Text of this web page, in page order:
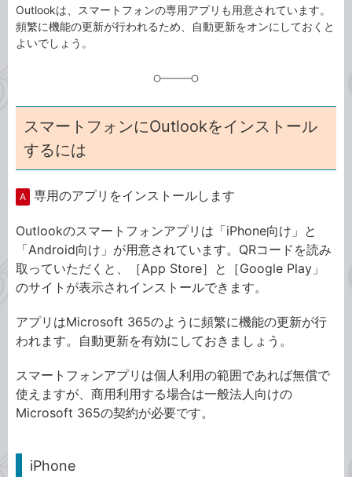
Outlookは、スマートフォンの専用アプリも用意されています。
頻繁に機能の更新が行われるため、自動更新をオンにしておくと
よいでしょう。
スマートフォンにOutlookをインストール
するには
A 専用のアプリをインストールします
Outlookのスマートフォンアプリは「iPhone向け」と
「Android向け」が用意されています。QRコードを読み
取っていただくと、［App Store］と［Google Play」
のサイトが表示されインストールできます。
アプリはMicrosoft 365のように頻繁に機能の更新が行
われます。自動更新を有効にしておきましょう。
スマートフォンアプリは個人利用の範囲であれば無償で
使えますが、商用利用する場合は一般法人向けの
Microsoft 365の契約が必要です。
iPhone